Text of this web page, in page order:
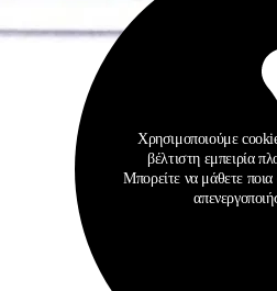
Χρησιμοποιούμε
βέλτιστη εμπειρία
Μπορείτε να μάθετε